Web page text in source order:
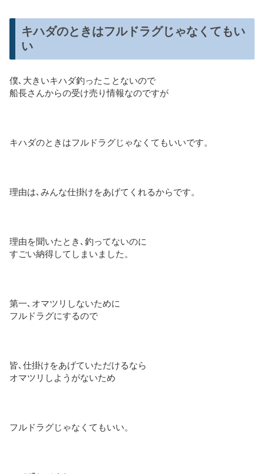
キハダのときはフルドラグじゃなくてもい
い
僕､大きいキハダ釣ったことないので
船長さんからの受け売り情報なのですが
キハダのときはフルドラグじゃなくてもいいです。
理由は､みんな仕掛けをあげてくれるからです。
理由を聞いたとき､釣ってないのに
すごい納得してしまいました。
第一､オマツリしないために
フルドラグにするので
皆､仕掛けをあげていただけるなら
オマツリしようがないため
フルドラグじゃなくてもいい。